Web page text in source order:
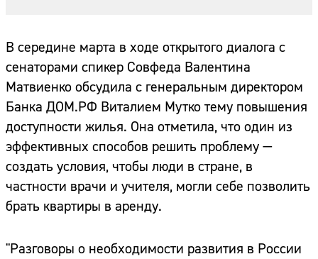
В середине марта в ходе открытого диалога с
сенаторами спикер Совфеда Валентина
Матвиенко обсудила с генеральным директором
Банка ДОМ.РФ Виталием Мутко тему повышения
доступности жилья. Она отметила, что один из
эффективных способов решить проблему —
создать условия, чтобы люди в стране, в
частности врачи и учителя, могли себе позволить
брать квартиры в аренду.
"Разговоры о необходимости развития в России